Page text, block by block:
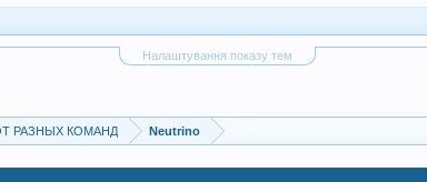
Налаштування показу тем
ИМИДЖИ ОТ РАЗНЫХ КОМАНД Neutrino